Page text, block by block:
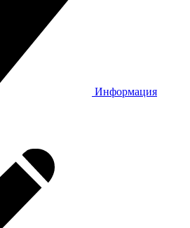
Информация